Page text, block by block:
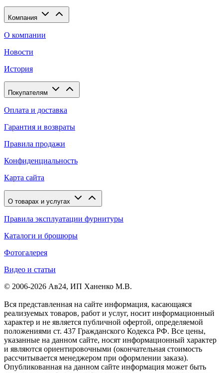
Компания
О компании
Новости
История
Покупателям
Оплата и доставка
Гарантия и возвраты
Правила продажи
Конфиденциальность
Карта сайта
О товарах и услугах
Правила эксплуатации фурнитуры
Каталоги и брошюры
Фотогалерея
Видео и статьи
© 2006-2026 Ав24, ИП Ханенко М.В.
Вся представленная на сайте информация, касающаяся
реализуемых товаров, работ и услуг, носит информационный
характер и не является публичной офертой, определяемой
положениями ст. 437 Гражданского Кодекса РФ. Все цены,
указанные на данном сайте, носят информационный характер
и являются ориентировочными (окончательная стоимость
рассчитывается менеджером при оформлении заказа).
Опубликованная на данном сайте информация может быть